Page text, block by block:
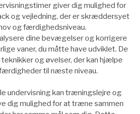
giver dig mulighed for
og vejledning, der er skræddersyet
og færdighedsniveau.
dine bevægelser og korrigere
vaner, du måtte have udviklet. De
og øvelser, der kan hjælpe
til næste niveau.
undervisning kan træningslejre og
dig mulighed for at træne sammen